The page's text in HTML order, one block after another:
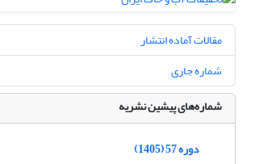
مقالات آماده انتشار
شماره جاری
شماره‌های پیشین نشریه
دوره 57 (1405)